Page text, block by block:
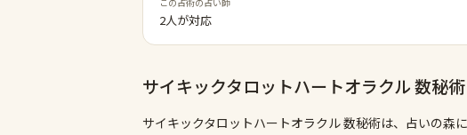
2人が対応
サイキックタロットハートオラクル 数秘術
サイキックタロットハートオラクル 数秘術は、占いの森